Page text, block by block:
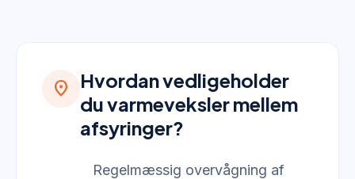
location_on
Hvordan vedligeholder
du varmeveksler mellem
afsyringer?
Regelmæssig overvågning af